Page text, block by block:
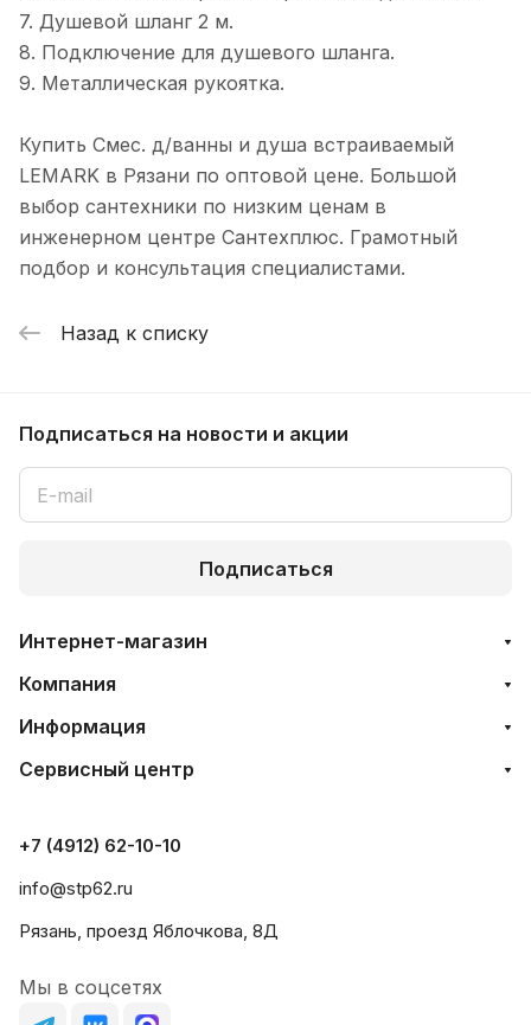
7. Душевой шланг 2 м.
8. Подключение для душевого шланга.
9. Металлическая рукоятка.
Купить Смес. д/ванны и душа встраиваемый
LEMARK в Рязани по оптовой цене. Большой
выбор сантехники по низким ценам в
инженерном центре Сантехплюс. Грамотный
подбор и консультация специалистами.
Назад к списку
Подписаться на новости и акции
Подписаться
Интернет-магазин
Компания
Информация
Сервисный центр
+7 (4912) 62-10-10
info@stp62.ru
Рязань, проезд Яблочкова, 8Д
Мы в соцсетях